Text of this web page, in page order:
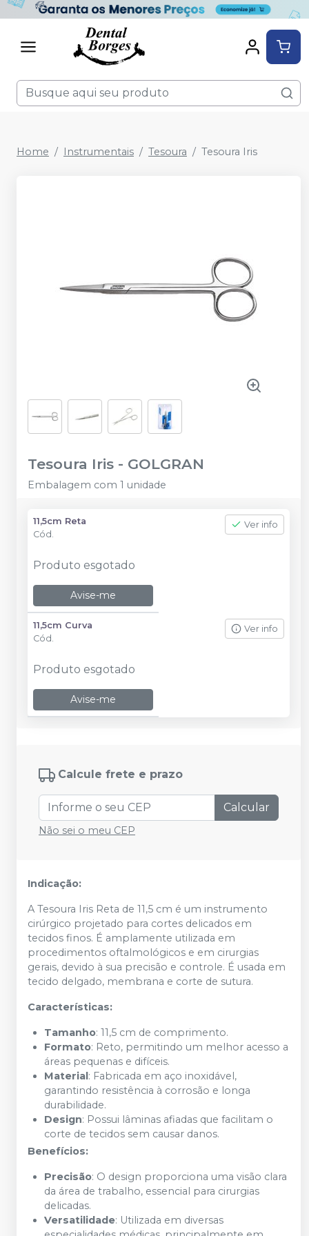
Home Instrumentais Tesoura Tesoura Iris
Tesoura Iris - GOLGRAN
Embalagem com 1 unidade
11,5cm Reta
Cód.
Ver info
Produto esgotado
Avise-me
11,5cm Curva
Cód.
Ver info
Produto esgotado
Avise-me
Calcule frete e prazo
Calcular
Não sei o meu CEP
Indicação:
A Tesoura Iris Reta de 11,5 cm é um instrumento
cirúrgico projetado para cortes delicados em
tecidos finos. É amplamente utilizada em
procedimentos oftalmológicos e em cirurgias
gerais, devido à sua precisão e controle. É usada em
tecido delgado, membrana e corte de sutura.
Características:
Tamanho: 11,5 cm de comprimento.
Formato: Reto, permitindo um melhor acesso a
áreas pequenas e difíceis.
Material: Fabricada em aço inoxidável,
garantindo resistência à corrosão e longa
durabilidade.
Design: Possui lâminas afiadas que facilitam o
corte de tecidos sem causar danos.
Benefícios:
Precisão: O design proporciona uma visão clara
da área de trabalho, essencial para cirurgias
delicadas.
Versatilidade: Utilizada em diversas